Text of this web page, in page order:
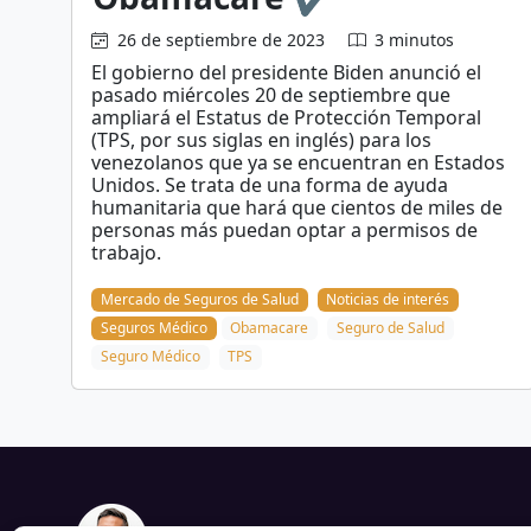
26 de septiembre de 2023 3 minutos
El gobierno del presidente Biden anunció el
pasado miércoles 20 de septiembre que
ampliará el Estatus de Protección Temporal
(TPS, por sus siglas en inglés) para los
venezolanos que ya se encuentran en Estados
Unidos. Se trata de una forma de ayuda
humanitaria que hará que cientos de miles de
personas más puedan optar a permisos de
trabajo.
Mercado de Seguros de Salud
Noticias de interés
Seguros Médico
Obamacare
Seguro de Salud
Seguro Médico
TPS